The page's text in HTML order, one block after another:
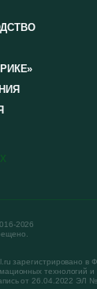
2026
зарегистрировано в
технологий и
от 26.04.2022 ЭЛ